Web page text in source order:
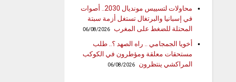
محاولات لتسييس مونديال 2030.. أصوات
في إسبانيا والبرتغال تستغل أزمة سبتة
المحتلة للضغط على المغرب
06/08/2026
أخويا الجمجامي .. راه الصهد ؟.. طلب
مستحقات معلقة ومؤطرون في الكوكب
المراكشي ينتظرون
06/08/2026